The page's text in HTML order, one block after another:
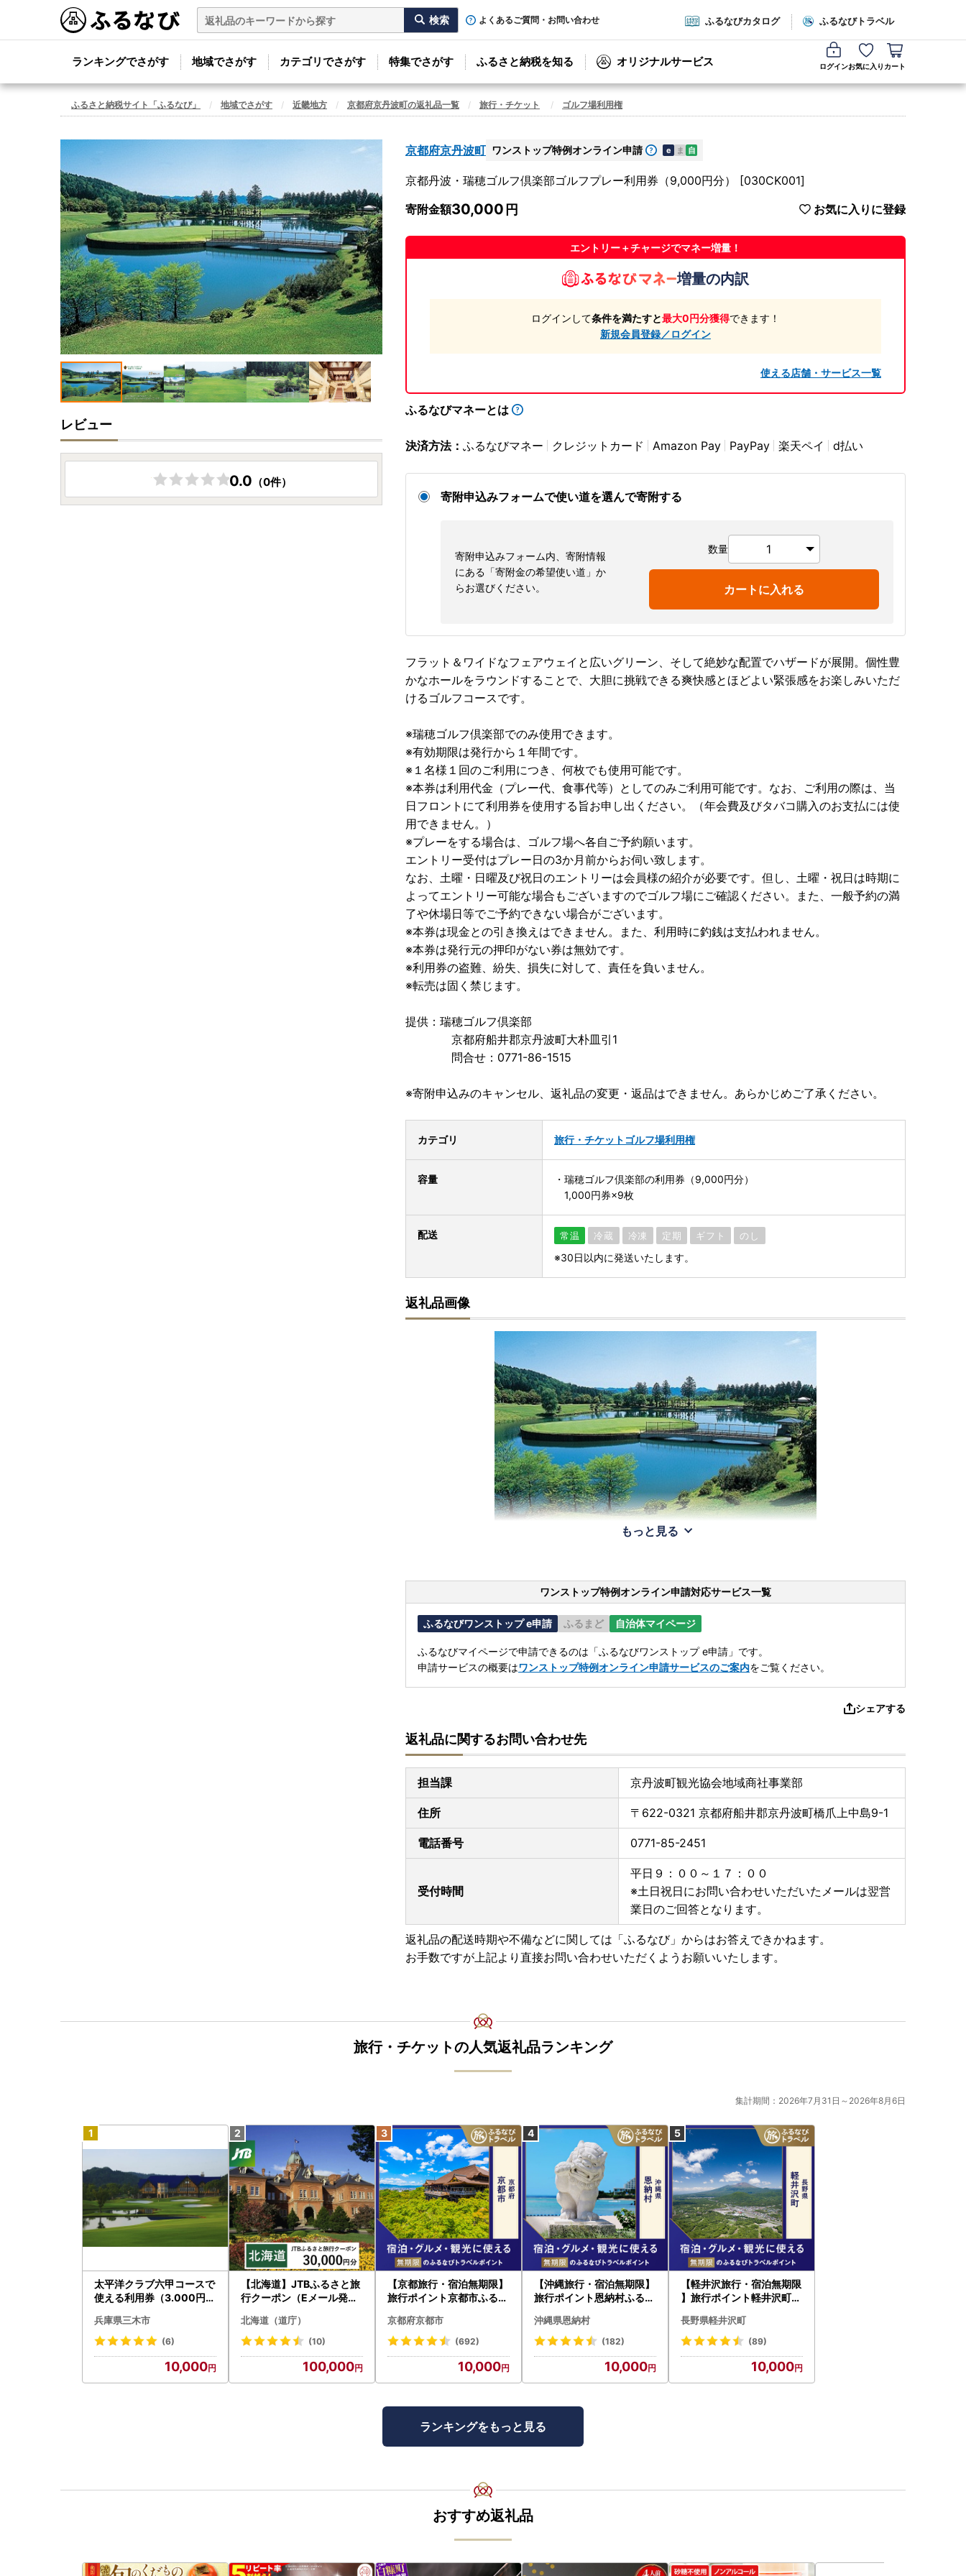
よくあるご質問・お問い合わせ ふるなびカタログ ふるなびトラベル
ランキングでさがす 地域でさがす カテゴリでさがす 特集でさがす ふるさと納税を知る オリジナルサービス ログインお気に入り カート
ふるさと納税サイト「ふるなび」 地域でさがす 近畿地方 京都府京丹波町の返礼品一覧 旅行・チケット ゴルフ場利用権
京都府京丹波町 ワンストップ特例オンライン申請 e ま 自
京都丹波・瑞穂ゴルフ倶楽部ゴルフプレー利用券（9,000円分） [030CK001]
寄附金額30,000 お気に入りに登録
エントリー＋チャージでマネー増量！
増量の内訳
ログインして条件を満たすと最大0円分獲得できます！
新規会員登録／ログイン
使える店舗・サービス一覧
ふるなびマネーとは
決済方法： ふるなびマネー クレジットカード Amazon Pay PayPay 楽天ペイ d払い
寄附申込みフォームで使い道を選んで寄附する
寄附申込みフォーム内、寄附情報
にある「寄附金の希望使い道」か
らお選びください。
数量
カートに入れる
フラット＆ワイドなフェアウェイと広いグリーン、そして絶妙な配置でハザードが展開。個性豊
かなホールをラウンドすることで、大胆に挑戦できる爽快感とほどよい緊張感をお楽しみいただ
けるゴルフコースです。
※瑞穂ゴルフ倶楽部でのみ使用できます。
※有効期限は発行から１年間です。
※１名様１回のご利用につき、何枚でも使用可能です。
※本券は利用代金（プレー代、食事代等）としてのみご利用可能です。なお、ご利用の際は、当
日フロントにて利用券を使用する旨お申し出ください。（年会費及びタバコ購入のお支払には使
用できません。）
※プレーをする場合は、ゴルフ場へ各自ご予約願います。
エントリー受付はプレー日の3か月前からお伺い致します。
なお、土曜・日曜及び祝日のエントリーは会員様の紹介が必要です。但し、土曜・祝日は時期に
よってエントリー可能な場合もございますのでゴルフ場にご確認ください。また、一般予約の満
了や休場日等でご予約できない場合がございます。
※本券は現金との引き換えはできません。また、利用時に釣銭は支払われません。
※本券は発行元の押印がない券は無効です。
※利用券の盗難、紛失、損失に対して、責任を負いません。
※転売は固く禁じます。
提供：瑞穂ゴルフ倶楽部
京都府船井郡京丹波町大朴皿引1
問合せ：0771-86-1515
※寄附申込みのキャンセル、返礼品の変更・返品はできません。あらかじめご了承ください。
カテゴリ 旅行・チケットゴルフ場利用権
容量
・瑞穂ゴルフ倶楽部の利用券（9,000円分）
1,000円券×9枚
配送 常温 冷蔵 冷凍 定期 ギフト のし
※30日以内に発送いたします。
返礼品画像
もっと見る
ワンストップ特例オンライン申請対応サービス一覧
ふるなびワンストップ e申請 ふるまど 自治体マイページ
ふるなびマイページで申請できるのは「ふるなびワンストップ e申請」です。
申請サービスの概要はワンストップ特例オンライン申請サービスのご案内をご覧ください。
シェアする
返礼品に関するお問い合わせ先
担当課 京丹波町観光協会地域商社事業部
住所 〒622-0321 京都府船井郡京丹波町橋爪上中島9-1
電話番号 0771-85-2451
受付時間
平日９：００～１７：００
※土日祝日にお問い合わせいただいたメールは翌営
業日のご回答となります。
返礼品の配送時期や不備などに関しては「ふるなび」からはお答えできかねます。
お手数ですが上記より直接お問い合わせいただくようお願いいたします。
レビュー
0.0 （0件）
旅行・チケットの人気返礼品ランキング
集計期間：2026年7月31日～2026年8月6日
太平洋クラブ六甲コースで
使える利用券（3.000円分
兵庫県三木市
(6)
10,000
【北海道】JTBふるさと旅
行クーポン（Eメール発行
ベル 宿泊 人気 おすすめ JT
BW030T
北海道（道庁）
(10)
100,000
【京都旅行・宿泊無期限】
旅行ポイント京都市ふるな
京都府京都市
(692)
10,000
【沖縄旅行・宿泊無期限】
旅行ポイント恩納村ふるな
沖縄県恩納村
(182)
10,000
【軽井沢旅行・宿泊無期限
】旅行ポイント軽井沢町ふ
長野県軽井沢町
(89)
10,000
ランキングをもっと見る
おすすめ返礼品